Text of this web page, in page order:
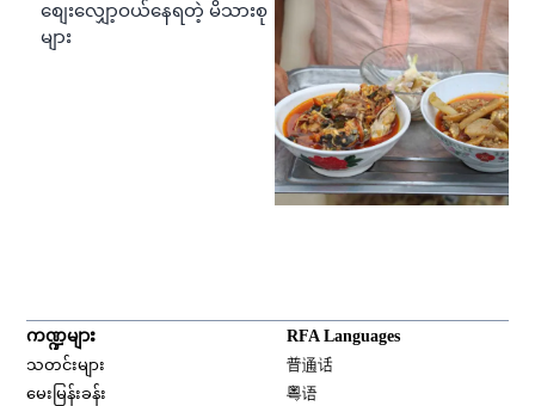
စျေးလျှော့ဝယ်နေရတဲ့ မိသားစု
များ
ကဏ္ဍများ
သတင်းများ
မေးမြန်းခန်း
RFA Languages
普通话
粤语